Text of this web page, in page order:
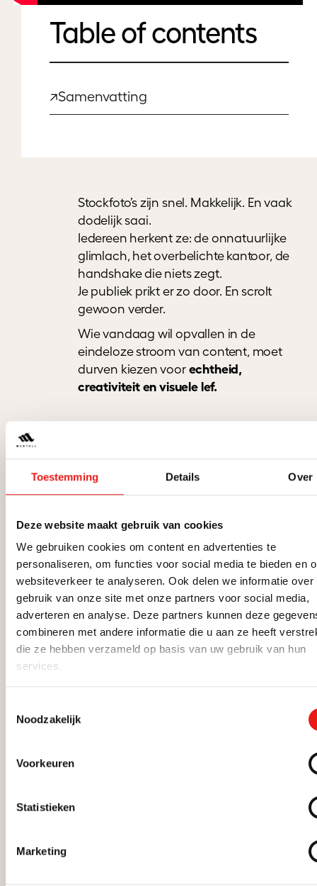
Toestemming Details Over
Deze website maakt gebruik van cookies
We gebruiken cookies om content en advertenties te
personaliseren, om functies voor social media te bieden en
websiteverkeer te analyseren. Ook delen we informatie over
gebruik van onze site met onze partners voor social media,
adverteren en analyse. Deze partners kunnen deze
combineren met andere informatie die u aan ze heeft
die ze hebben verzameld op basis van uw gebruik van hun
services.
Noodzakelijk
Voorkeuren
Statistieken
Marketing
Table of contents
↗Samenvatting
Stockfoto’s zijn snel. Makkelijk. En vaak
dodelijk saai.
Iedereen herkent ze: de onnatuurlijke
glimlach, het overbelichte kantoor, de
handshake die niets zegt.
Je publiek prikt er zo door. En scrolt
gewoon verder.
Wie vandaag wil opvallen in de
eindeloze stroom van content, moet
durven kiezen voorechtheid,
creativiteit en visuele lef.
Waarom
zelden
werken
niet voelen als echt.